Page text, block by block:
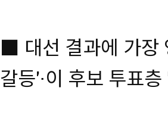
■ 대선 결과에 가장
갈등'·이 후보 투표